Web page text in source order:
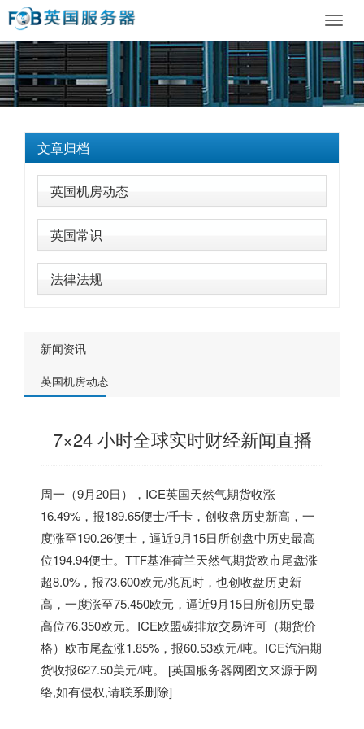
文章归档
英国机房动态
英国常识
法律法规
新闻资讯
英国机房动态
7×24 小时全球实时财经新闻直播
周一（9月20日），ICE英国天然气期货收涨
16.49%，报189.65便士/千卡，创收盘历史新高，一
度涨至190.26便士，逼近9月15日所创盘中历史最高
位194.94便士。TTF基准荷兰天然气期货欧市尾盘涨
超8.0%，报73.600欧元/兆瓦时，也创收盘历史新
高，一度涨至75.450欧元，逼近9月15日所创历史最
高位76.350欧元。ICE欧盟碳排放交易许可（期货价
格）欧市尾盘涨1.85%，报60.53欧元/吨。ICE汽油期
货收报627.50美元/吨。 [英国服务器网图文来源于网
络,如有侵权,请联系删除]